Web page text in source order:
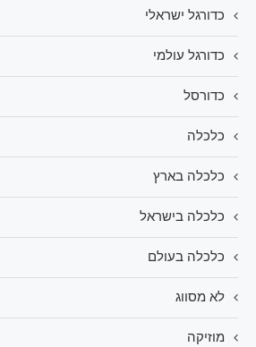
כדורגל ישראלי
כדורגל עולמי
כדורסל
כלכלה
כלכלה בארץ
כלכלה בישראל
כלכלה בעולם
לא מסווג
מוזיקה